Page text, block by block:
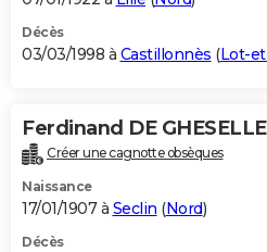
Décès
03/03/1998 à Castillonnès (Lot-
Ferdinand DE GHESELLE
Créer une cagnotte obsèques
Naissance
17/01/1907 à Seclin (Nord)
Décès